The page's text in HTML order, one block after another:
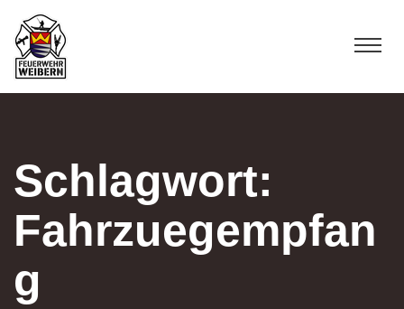
Schlagwort:
Fahrzuegempfan
g